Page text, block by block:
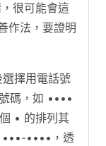
很可能會這
作法，要證明
擇用電話號
碼，如 ••••
• 的排列其
••••，透